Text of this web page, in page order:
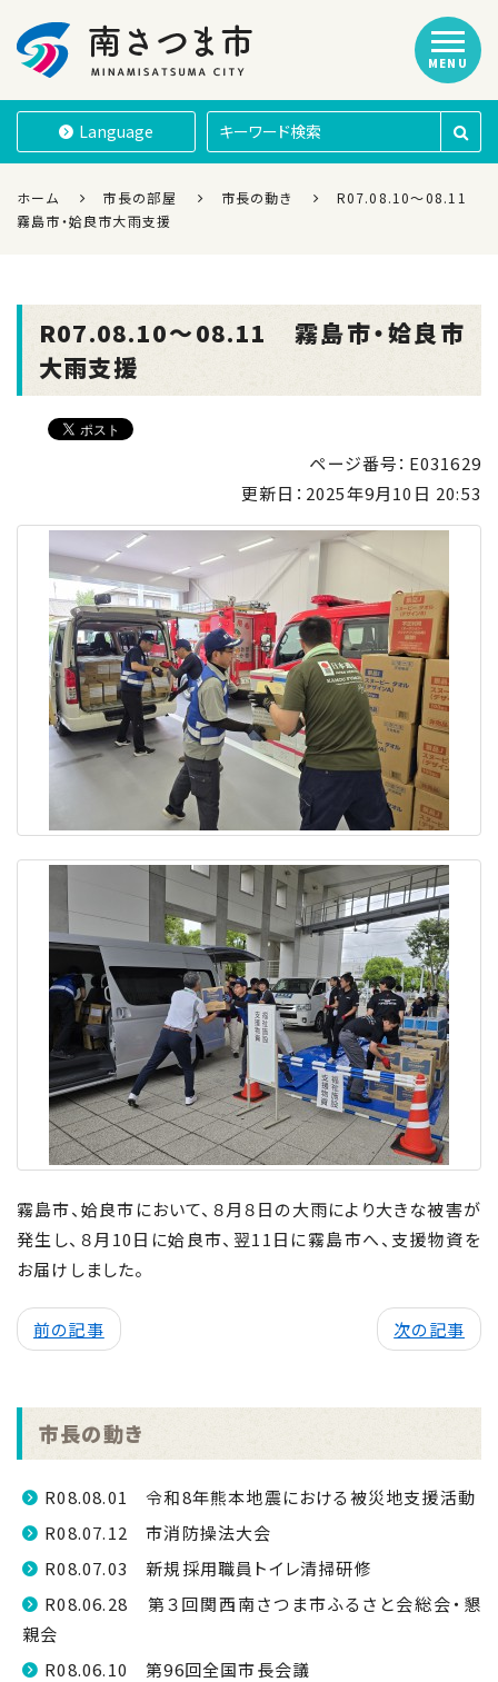
南さつま市
Language
MENU
ホーム 市長の部屋 市長の動き
R07.08.10～08.11
霧島市・姶良市大雨支援
R07.08.10～08.11 霧島市・姶良市
大雨支援
ページ番号：E031629
更新日： 2025年9月10日 20:53
霧島市、姶良市において、８月８日の大雨により大きな被害が
発生し、８月 10日に姶良市、翌11 日に霧島市へ、支援物資を
お届けしました。
前の記事 次の記事
市長の動き
R08.08.01 令和8年熊本地震における被災地支援活動
R08.07.12 市消防操法大会
R08.07.03 新規採用職員トイレ清掃研修
R08.06.28 第３回関西南さつま市ふるさと会総会・懇
親会
R08.06.10 第96回全国市長会議